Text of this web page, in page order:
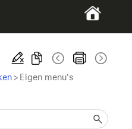
> Eigen menu's